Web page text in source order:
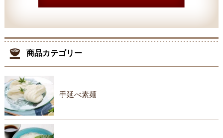
商品カテゴリー
手延べ素麺